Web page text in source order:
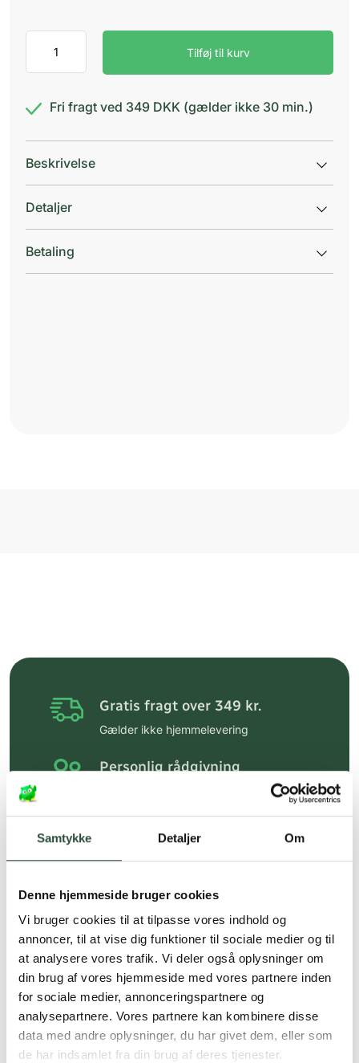
Samtykke Detaljer Om
Denne hjemmeside bruger cookies
Vi bruger cookies til at tilpasse vores indhold og
annoncer, til at vise dig funktioner til sociale medier og til
at analysere vores trafik. Vi deler også oplysninger om
din brug af vores hjemmeside med vores partnere inden
for sociale medier, annonceringspartnere og
analysepartnere. Vores partnere kan kombinere disse
data med andre oplysninger, du har givet dem, eller som
de har indsamlet fra din brug af deres tjenester.
mg/ml
spray
Tilføj til kurv
Fri fragt ved 349 DKK (gælder ikke 30 min.)
Beskrivelse
Detaljer
Betaling
Gratis fragt over 349 kr.
Gælder ikke hjemmelevering
Personlig rådgivning
Hurtig levering (30 min. i Kbh)
Faste lave priser*
*Gælder ikke ernæringsprodukter.
Stort udvalg af kendte
produkter
Vi tilbyder et stort udvalg af kendte
cremer, vitaminer og andre spændende
produkter – altid til fast lav pris.
Læs mere om Uglecare.dk her